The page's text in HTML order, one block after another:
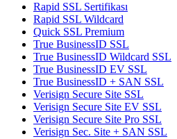
Rapid SSL Sertifikası
Rapid SSL Wildcard
Quick SSL Premium
True BusinessID SSL
True BusinessID Wildcard SSL
True BusinessID EV SSL
True BusinessID + SAN SSL
Verisign Secure Site SSL
Verisign Secure Site EV SSL
Verisign Secure Site Pro SSL
Verisign Sec. Site + SAN SSL